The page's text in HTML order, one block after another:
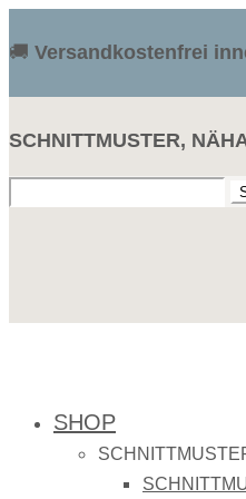
🚚 Versandkostenfrei
SCHNITTMUSTER,
SHOP